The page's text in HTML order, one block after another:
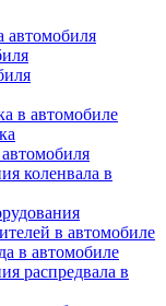
автомобиля
в автомобиле
коленвала в
в автомобиле
в автомобиле
распредвала в